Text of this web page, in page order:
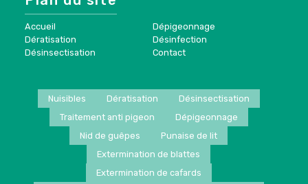
Accueil
Dératisation
Désinsectisation
Dépigeonnage
Désinfection
Contact
Nuisibles Dératisation
Désinsectisation
Traitement anti pigeon
Dépigeonnage
Nid de guêpes
Punaise de lit
Extermination de blattes
Extermination de cafards